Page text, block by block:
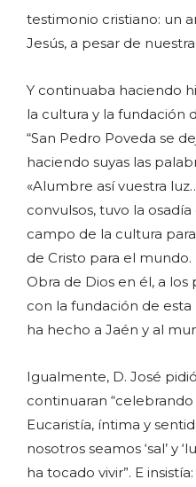
testimonio cristiano: un
Jesús, a pesar de
Y continuaba haciendo
la cultura y la fundación
“San Pedro Poveda se
haciendo suyas las
«Alumbre así vuestra
convulsos, tuvo la
campo de la cultura para
de Cristo para el
Obra de Dios en él, a los
con la fundación de
ha hecho a Jaén y al
Igualmente, D. José
continuaran
Eucaristía, íntima y
nosotros seamos ‘sal’ y
ha tocado vivir”. E